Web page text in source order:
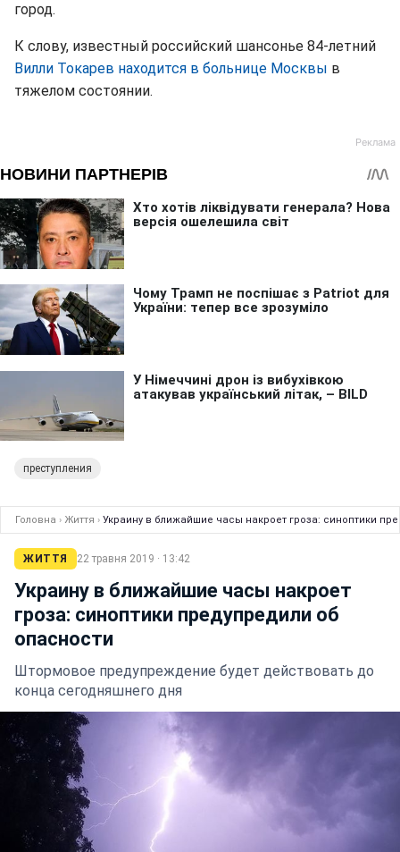
город.
К слову, известный российский шансонье 84-летний
Вилли Токарев находится в больнице Москвы в
тяжелом состоянии.
преступления
Головна › Життя › Украину в ближайшие часы накроет гроза: синоптики
ЖИТТЯ 22 травня 2019 · 13:42
Украину в ближайшие часы накроет
гроза: синоптики предупредили об
опасности
Штормовое предупреждение будет действовать до
конца сегодняшнего дня